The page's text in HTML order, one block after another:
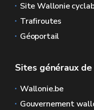
Site Wallonie
Trafiroutes
Géoportail
Sites généraux
Wallonie.be
Gouvernement